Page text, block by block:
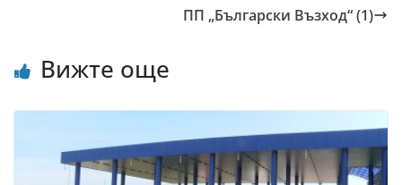
ПП „Български Възход“ (1)
Вижте още